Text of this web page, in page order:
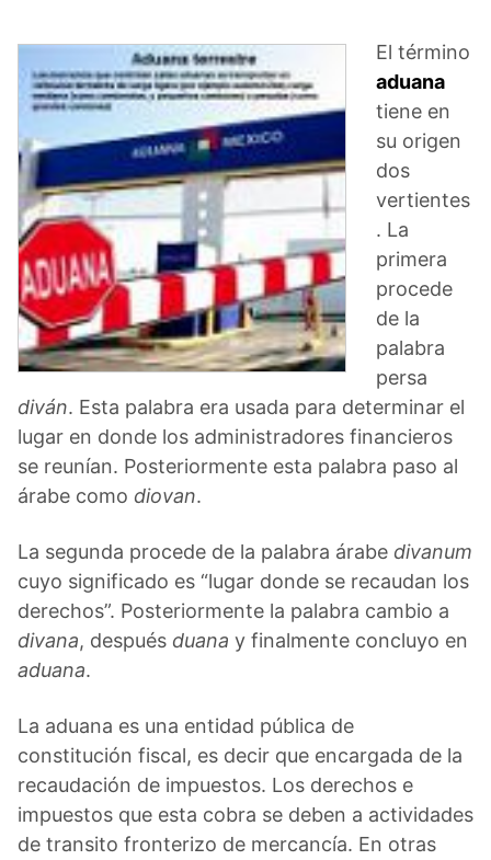
El término
aduana
tiene en
su origen
dos
vertientes
. La
primera
procede
de la
palabra
persa
diván. Esta palabra era usada para determinar el
lugar en donde los administradores financieros
se reunían. Posteriormente esta palabra paso al
árabe como diovan.
La segunda procede de la palabra árabe divanum
cuyo significado es “lugar donde se recaudan los
derechos”. Posteriormente la palabra cambio a
divana, después duana y finalmente concluyo en
aduana.
La aduana es una entidad pública de
constitución fiscal, es decir que encargada de la
recaudación de impuestos. Los derechos e
impuestos que esta cobra se deben a actividades
de transito fronterizo de mercancía. En otras